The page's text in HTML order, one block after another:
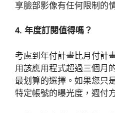
享臉部影像有任何限制的
4. 年度訂閱值得嗎？
考慮到年付計畫比月付計
用該應用程式超過三個月
最划算的選擇。如果您只
特定帳號的曝光度，週付